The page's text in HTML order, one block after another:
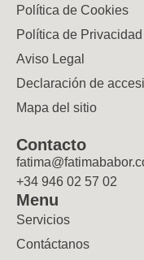
Política de Cookies
Política de Privacidad
Aviso Legal
Declaración de
Mapa del sitio
Contacto
+34 946 02 57 02
Menu
Servicios
Contáctanos